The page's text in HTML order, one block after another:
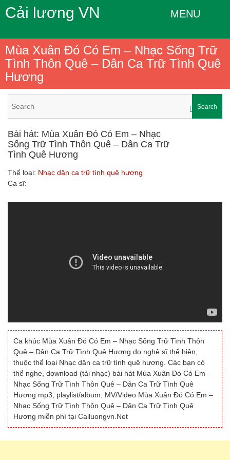
Cải lương VN MENU
Mùa Xuân Đó Có Em – Nhạc Sống Trữ
Tình Thôn Quê – Dân Ca Trữ Tình Quê
Hương
Search
Bài hát: Mùa Xuân Đó Có Em – Nhạc
Sống Trữ Tình Thôn Quê – Dân Ca Trữ
Tình Quê Hương
Thể loại: Nhạc dân ca trữ tình quê hương
Ca sĩ:
Ca khúc Mùa Xuân Đó Có Em – Nhạc Sống Trữ Tình Thôn
Quê – Dân Ca Trữ Tình Quê Hương do nghệ sĩ thể hiện,
thuộc thể loại Nhạc dân ca trữ tình quê hương. Các bạn có
thể nghe, download (tải nhạc) bài hát Mùa Xuân Đó Có Em –
Nhạc Sống Trữ Tình Thôn Quê – Dân Ca Trữ Tình Quê
Hương mp3, playlist/album, MV/Video Mùa Xuân Đó Có Em –
Nhạc Sống Trữ Tình Thôn Quê – Dân Ca Trữ Tình Quê
Hương miễn phí tại Cailuongvn.Net